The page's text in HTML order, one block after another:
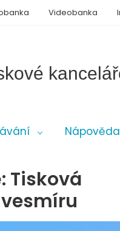
Nápověda
Videobanka
Tisková